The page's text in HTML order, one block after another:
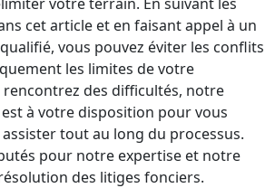
cet article et en faisant appel à un
vous pouvez éviter les conflits
les limites de votre
rencontrez des difficultés, notre
à votre disposition pour vous
tout au long du processus.
pour notre expertise et notre
des litiges fonciers.